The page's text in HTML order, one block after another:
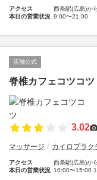
アクセス
西条駅(広島)か
本日の営業状況 9:00〜21:00
店舗公式
脊椎カフェコツコツ
3.02
マッサージ カイロプラク
アクセス
西条駅(広島)か
本日の営業状況 10:00〜15:00